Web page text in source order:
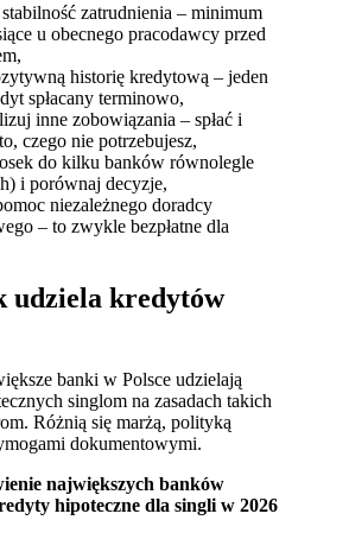
zatrudnienia – minimum
u obecnego pracodawcy przed
historię kredytową – jeden
spłacany terminowo,
inne zobowiązania – spłać i
czego nie potrzebujesz,
do kilku banków równolegle
i porównaj decyzje,
niezależnego doradcy
– to zwykle bezpłatne dla
udziela kredytów
banki w Polsce udzielają
singlom na zasadach takich
Różnią się marżą, polityką
dokumentowymi.
największych banków
hipoteczne dla singli w 2026